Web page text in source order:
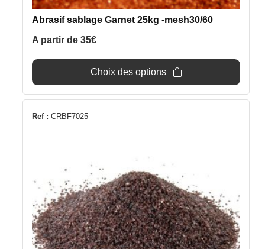
Abrasif sablage Garnet 25kg -mesh30/60
A partir de 35€
Choix des options
la
page
du
Ref : CRBF7025